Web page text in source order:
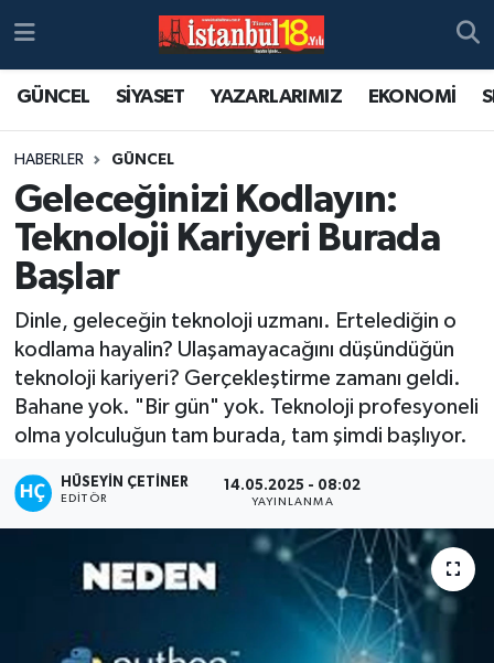
GÜNCEL SİYASET YAZARLARIMIZ EKONOMİ
HABERLER GÜNCEL
Geleceğinizi Kodlayın:
Teknoloji Kariyeri Burada
Başlar
Dinle, geleceğin teknoloji uzmanı. Ertelediğin o
kodlama hayalin? Ulaşamayacağını düşündüğün
teknoloji kariyeri? Gerçekleştirme zamanı geldi.
Bahane yok. "Bir gün" yok. Teknoloji profesyoneli
olma yolculuğun tam burada, tam şimdi başlıyor.
HÜSEYIN ÇETINER
EDITÖR
14.05.2025 - 08:02
YAYINLANMA